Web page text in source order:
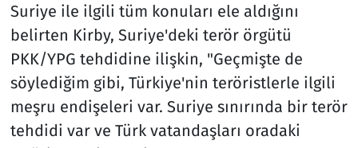
Suriye ile ilgili tüm konuları ele aldığını
belirten Kirby, Suriye'deki terör örgütü
PKK/YPG tehdidine ilişkin, "Geçmişte de
söylediğim gibi, Türkiye'nin teröristlerle ilgili
meşru endişeleri var. Suriye sınırında bir terör
tehdidi var ve Türk vatandaşları oradaki